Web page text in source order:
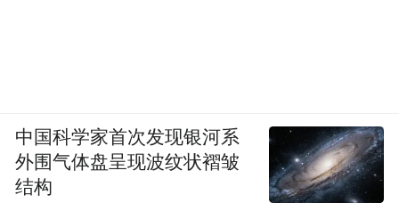
中国科学家首次发现银河系
外围气体盘呈现波纹状褶皱
结构